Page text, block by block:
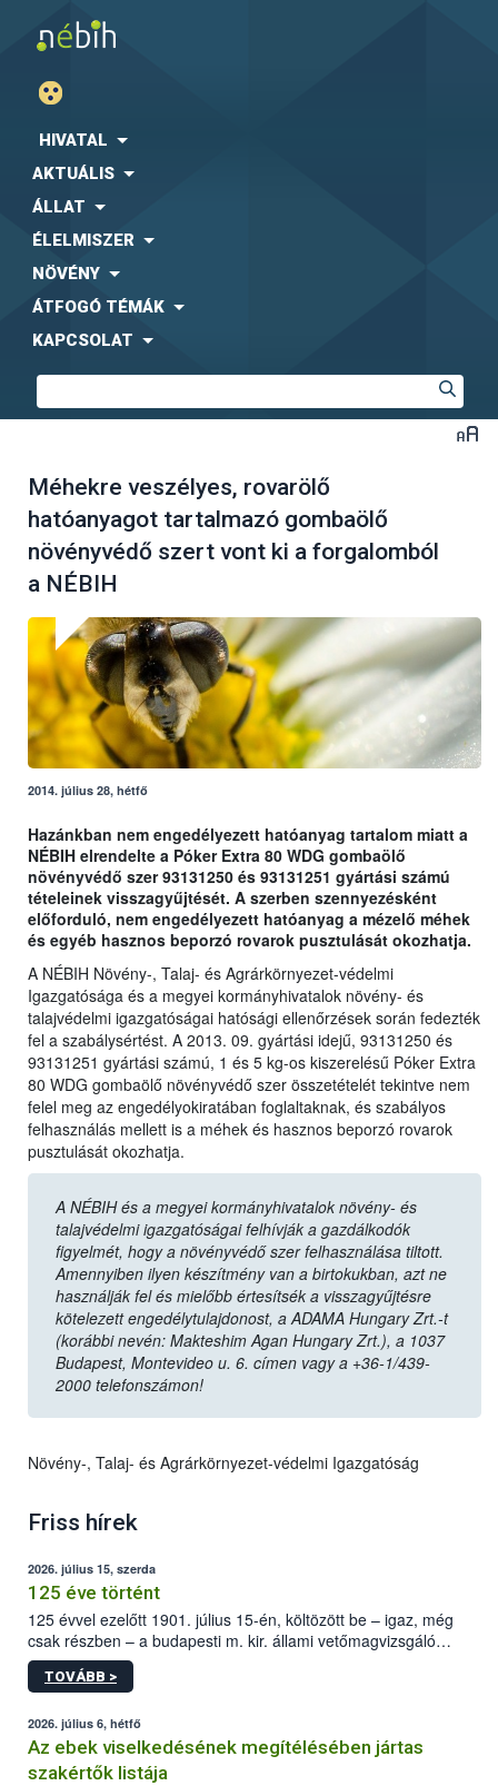
HIVATAL
AKTUÁLIS
ÁLLAT
ÉLELMISZER
NÖVÉNY
ÁTFOGÓ TÉMÁK
KAPCSOLAT
Méhekre veszélyes, rovarölő
hatóanyagot tartalmazó gombaölő
növényvédő szert vont ki a forgalomból
a NÉBIH
2014. július 28, hétfő
Hazánkban nem engedélyezett hatóanyag tartalom miatt a
NÉBIH elrendelte a Póker Extra 80 WDG gombaölő
növényvédő szer 93131250 és 93131251 gyártási számú
tételeinek visszagyűjtését. A szerben szennyezésként
előforduló, nem engedélyezett hatóanyag a mézelő méhek
és egyéb hasznos beporzó rovarok pusztulását okozhatja.
A NÉBIH Növény-, Talaj- és Agrárkörnyezet-védelmi
Igazgatósága és a megyei kormányhivatalok növény- és
talajvédelmi igazgatóságai hatósági ellenőrzések során fedezték
fel a szabálysértést. A 2013. 09. gyártási idejű, 93131250 és
93131251 gyártási számú, 1 és 5 kg-os kiszerelésű Póker Extra
80 WDG gombaölő növényvédő szer összetételét tekintve nem
felel meg az engedélyokiratában foglaltaknak, és szabályos
felhasználás mellett is a méhek és hasznos beporzó rovarok
pusztulását okozhatja.
A NÉBIH és a megyei kormányhivatalok növény- és
talajvédelmi igazgatóságai felhívják a gazdálkodók
figyelmét, hogy a növényvédő szer felhasználása tiltott.
Amennyiben ilyen készítmény van a birtokukban, azt ne
használják fel és mielőbb értesítsék a visszagyűjtésre
kötelezett engedélytulajdonost, a ADAMA Hungary Zrt.-t
(korábbi nevén: Makteshim Agan Hungary Zrt.), a 1037
Budapest, Montevideo u. 6. címen vagy a +36-1/439-
2000 telefonszámon!
Növény-, Talaj- és Agrárkörnyezet-védelmi Igazgatóság
Friss hírek
2026. július 15, szerda
125 éve történt
125 évvel ezelőtt 1901. július 15-én, költözött be – igaz, még
csak részben – a budapesti m. kir. állami vetőmagvizsgáló
állomás a Kis Rókus utca 15. szám alatti, Czigler Győző által
tervezett új épületébe.
TOVÁBB >
2026. július 6, hétfő
Az ebek viselkedésének megítélésében jártas
szakértők listája